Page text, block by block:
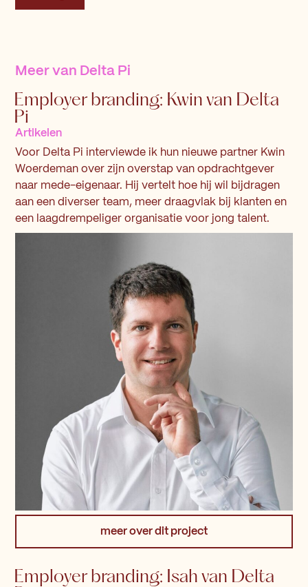
Meer van Delta Pi
Employer branding: Kwin van Delta
Pi
Artikelen
Voor Delta Pi interviewde ik hun nieuwe partner Kwin
Woerdeman over zijn overstap van opdrachtgever
naar mede-eigenaar. Hij vertelt hoe hij wil bijdragen
aan een diverser team, meer draagvlak bij klanten en
een laagdrempeliger organisatie voor jong talent.
meer over dit project
Employer branding: Isah van Delta